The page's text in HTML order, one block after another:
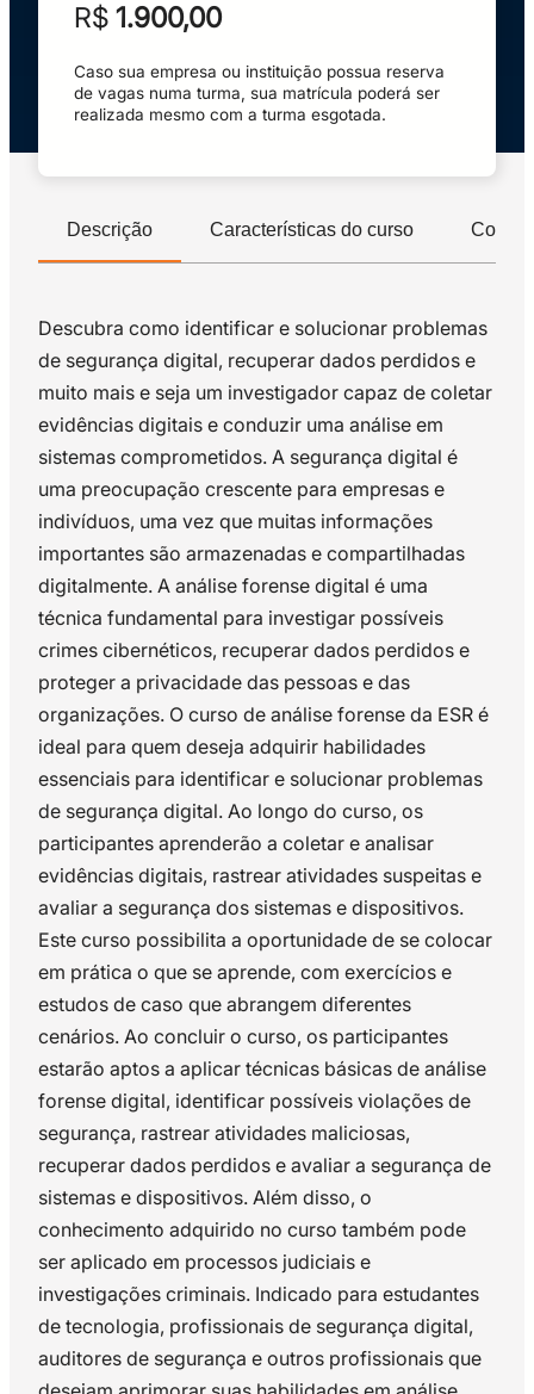
R$ 1.900,00
Caso sua empresa ou instituição possua reserva
de vagas numa turma, sua matrícula poderá ser
realizada mesmo com a turma esgotada.
Descrição Características do curso
Descubra como identificar e solucionar problemas
de segurança digital, recuperar dados perdidos e
muito mais e seja um investigador capaz de coletar
evidências digitais e conduzir uma análise em
sistemas comprometidos. A segurança digital é
uma preocupação crescente para empresas e
indivíduos, uma vez que muitas informações
importantes são armazenadas e compartilhadas
digitalmente. A análise forense digital é uma
técnica fundamental para investigar possíveis
crimes cibernéticos, recuperar dados perdidos e
proteger a privacidade das pessoas e das
organizações. O curso de análise forense da ESR é
ideal para quem deseja adquirir habilidades
essenciais para identificar e solucionar problemas
de segurança digital. Ao longo do curso, os
participantes aprenderão a coletar e analisar
evidências digitais, rastrear atividades suspeitas e
avaliar a segurança dos sistemas e dispositivos.
Este curso possibilita a oportunidade de se colocar
em prática o que se aprende, com exercícios e
estudos de caso que abrangem diferentes
cenários. Ao concluir o curso, os participantes
estarão aptos a aplicar técnicas básicas de análise
forense digital, identificar possíveis violações de
segurança, rastrear atividades maliciosas,
recuperar dados perdidos e avaliar a segurança de
sistemas e dispositivos. Além disso, o
conhecimento adquirido no curso também pode
ser aplicado em processos judiciais e
investigações criminais. Indicado para estudantes
de tecnologia, profissionais de segurança digital,
auditores de segurança e outros profissionais que